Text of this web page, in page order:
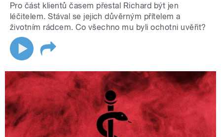
Pro část klientů časem přestal Richard být jen
léčitelem. Stával se jejich důvěrným přítelem a
životním rádcem. Co všechno mu byli ochotni uvěřit?